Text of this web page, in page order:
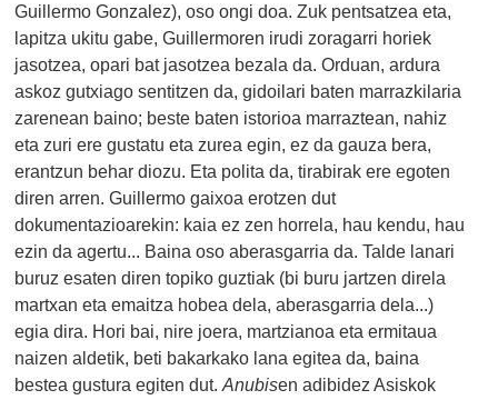
Guillermo Gonzalez), oso ongi doa. Zuk pentsatzea eta,
lapitza ukitu gabe, Guillermoren irudi zoragarri horiek
jasotzea, opari bat jasotzea bezala da. Orduan, ardura
askoz gutxiago sentitzen da, gidoilari baten marrazkilaria
zarenean baino; beste baten istorioa marraztean, nahiz
eta zuri ere gustatu eta zurea egin, ez da gauza bera,
erantzun behar diozu. Eta polita da, tirabirak ere egoten
diren arren. Guillermo gaixoa erotzen dut
dokumentazioarekin: kaia ez zen horrela, hau kendu, hau
ezin da agertu... Baina oso aberasgarria da. Talde lanari
buruz esaten diren topiko guztiak (bi buru jartzen direla
martxan eta emaitza hobea dela, aberasgarria dela...)
egia dira. Hori bai, nire joera, martzianoa eta ermitaua
naizen aldetik, beti bakarkako lana egitea da, baina
bestea gustura egiten dut.Anubisen adibidez Asiskok